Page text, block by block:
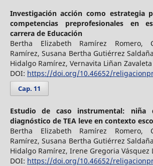
Investigación acción como estrategia
competencias preprofesionales en
carrera de Educación
Bertha Elizabeth Ramírez Romero,
Ramírez, Susana Bertha Gutiérrez
Hidalgo Ramírez, Vernavita Liñan Zavaleta
DOI: https://doi.org/10.46652/
Cap. 11
Estudio de caso instrumental: niña
diagnóstico de TEA leve en contexto
Bertha Elizabeth Ramírez Romero,
Ramírez, Susana Bertha Gutiérrez
Hidalgo Ramírez, Irene Gregoria Vásquez
DOI: https://doi.org/10.46652/